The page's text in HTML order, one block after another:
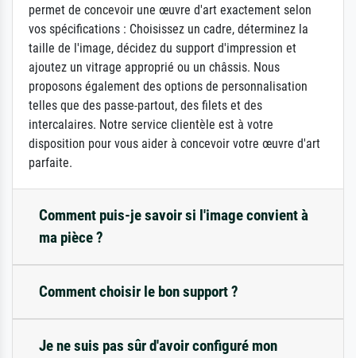
permet de concevoir une œuvre d'art exactement selon
vos spécifications : Choisissez un cadre, déterminez la
taille de l'image, décidez du support d'impression et
ajoutez un vitrage approprié ou un châssis. Nous
proposons également des options de personnalisation
telles que des passe-partout, des filets et des
intercalaires. Notre service clientèle est à votre
disposition pour vous aider à concevoir votre œuvre d'art
parfaite.
Comment puis-je savoir si l'image convient à
ma pièce ?
Comment choisir le bon support ?
Je ne suis pas sûr d'avoir configuré mon